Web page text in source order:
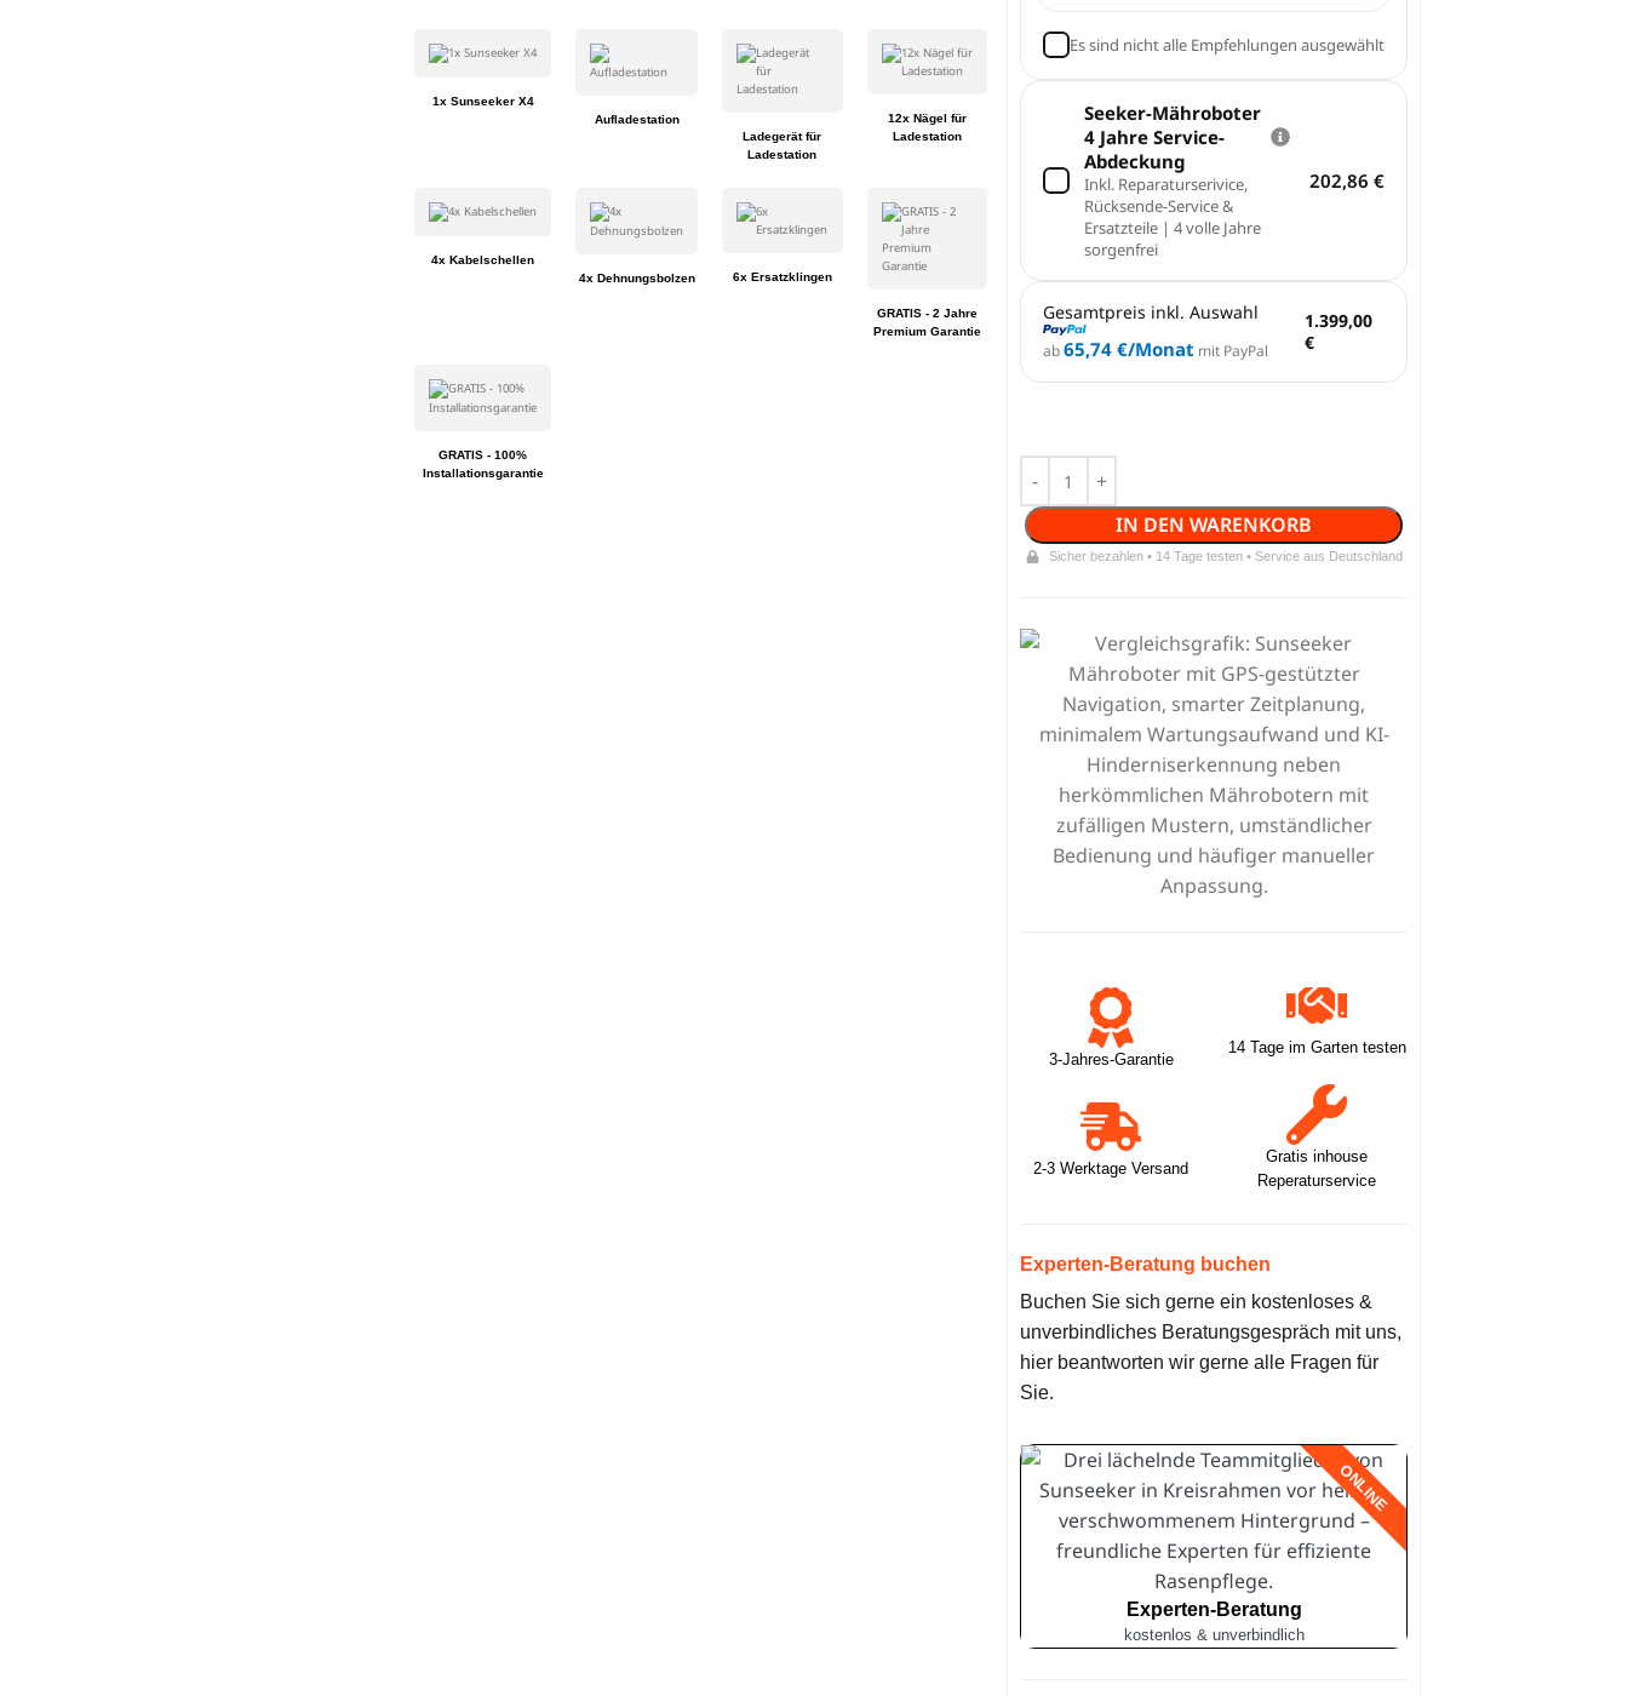
1x Sunseeker X4
Aufladestation
Ladegerät für
Ladestation
12x Nägel für
Ladestation
4x Kabelschellen
4x Dehnungsbolzen
6x Ersatzklingen
GRATIS - 2 Jahre
Premium Garantie
GRATIS - 100%
Installationsgarantie
funk­
ti­
ons­
spray
|
Es sind nicht alle Empfehlungen ausgewählt
Seeker-Mähroboter
4 Jahre Service-
Abdeckung
Inkl. Reparaturserivice,
Rücksende-Service &
Ersatzteile | 4 volle Jahre
sorgenfrei
202,86€
Gesamtpreis inkl. Auswahl
ab65,74 €/Monat mit PayPal
1.399,00
€
IN DEN WARENKORB
Sicher bezahlen • 14 Tage testen • Service aus Deutschland
3-Jahres-Garantie
2-3 Werktage Versand
14 Tage im Garten testen
Gratis inhouse
Reperaturservice
Experten-Beratung buchen
Buchen Sie sich gerne ein kostenloses &
unverbindliches Beratungsgespräch mit uns,
hier beantworten wir gerne alle Fragen für
Sie.
Experten-Beratung
kostenlos & unverbindlich
ONLINE